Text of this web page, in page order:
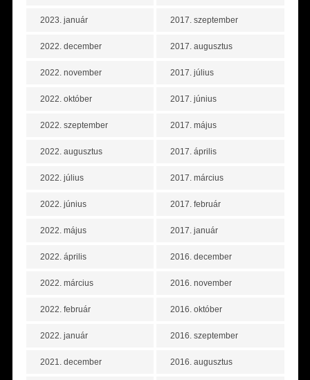
2023. január
2022. december
2022. november
2022. október
2022. szeptember
2022. augusztus
2022. július
2022. június
2022. május
2022. április
2022. március
2022. február
2022. január
2021. december
2017. szeptember
2017. augusztus
2017. július
2017. június
2017. május
2017. április
2017. március
2017. február
2017. január
2016. december
2016. november
2016. október
2016. szeptember
2016. augusztus